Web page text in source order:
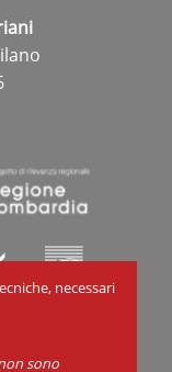
necessari
sono